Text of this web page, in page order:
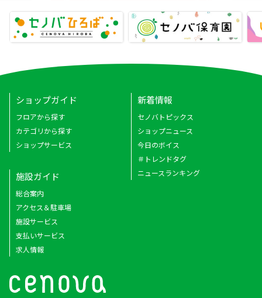
ショップガイド
フロアから探す
カテゴリから探す
ショップサービス
新着情報
セノバトピックス
ショップニュース
今日のボイス
＃トレンドタグ
ニュースランキング
施設ガイド
総合案内
アクセス＆駐車場
施設サービス
支払いサービス
求人情報